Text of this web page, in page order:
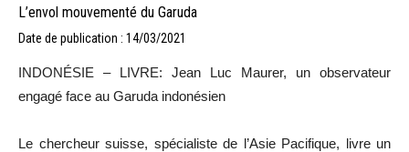
L’envol mouvementé du Garuda
Date de publication : 14/03/2021
INDONÉSIE – LIVRE: Jean Luc Maurer, un observateur
engagé face au Garuda indonésien
Le chercheur suisse, spécialiste de l’Asie Pacifique, livre un